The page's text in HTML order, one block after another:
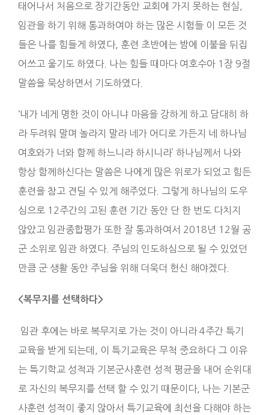
태어나서 처음으로 장기간동안 교회에 가지 못하는 현실,
임관을 하기 위해 통과하여야 하는 많은 시험들 이 모든 것
들은 나를 힘들게 하였다, 훈련 초반에는 밤에 이불을 뒤집
어쓰고 울기도 하였다. 나는 힘들 때마다 여호수아 1장 9절
말씀을 묵상하면서 기도하였다.
‘내가 네게 명한 것이 아니냐 마음을 강하게 하고 담대히 하
라 두려워 말며 놀라지 말라 네가 어디로 가든지 네 하나님
여호와가 너와 함께 하느니라 하시니라’ 하나님께서 나와
항상 함께하신다는 말씀은 나에게 많은 위로가 되었고 힘든
훈련을 참고 견딜 수 있게 해주었다. 그렇게 하나님의 도우
심으로 12주간의 고된 훈련 기간 동안 단 한 번도 다치지
않았고 임관종합평가 또한 잘 통과하여서 2018년 12월 공
군 소위로 임관 하였다. 주님의 인도하심으로 될 수 있었던
만큼 군 생활 동안 주님을 위해 더욱더 헌신 해야겠다.
<복무지를 선택하다>
임관 후에는 바로 복무지로 가는 것이 아니라 4주간 특기
교육을 받게 되는데, 이 특기교육은 무척 중요하다 그 이유
는 특기학교 성적과 기본군사훈련 성적 평균을 내어 순위대
로 자신의 복무지를 선택 할 수 있기 때문이다, 나는 기본군
사훈련 성적이 좋지 않아서 특기교육에 최선을 다해야 하는